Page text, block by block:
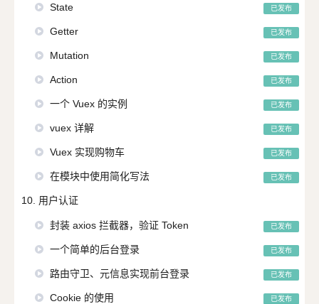
State 已发布
Getter 已发布
Mutation 已发布
Action 已发布
一个 Vuex 的实例 已发布
vuex 详解 已发布
Vuex 实现购物车 已发布
在模块中使用简化写法 已发布
10. 用户认证
封装 axios 拦截器，验证 Token 已发布
一个简单的后台登录 已发布
路由守卫、元信息实现前台登录 已发布
Cookie 的使用 已发布